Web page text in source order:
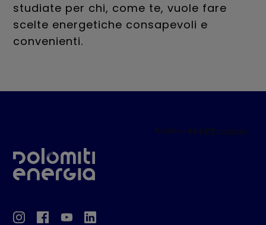
studiate per chi, come te, vuole fare
scelte energetiche consapevoli e
convenienti.